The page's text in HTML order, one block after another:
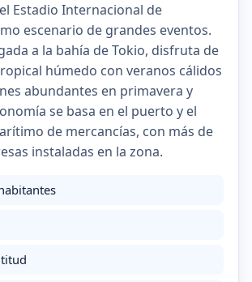
Estadio Internacional de
escenario de grandes eventos.
a la bahía de Tokio, disfruta de
húmedo con veranos cálidos
abundantes en primavera y
se basa en el puerto y el
de mercancías, con más de
instaladas en la zona.